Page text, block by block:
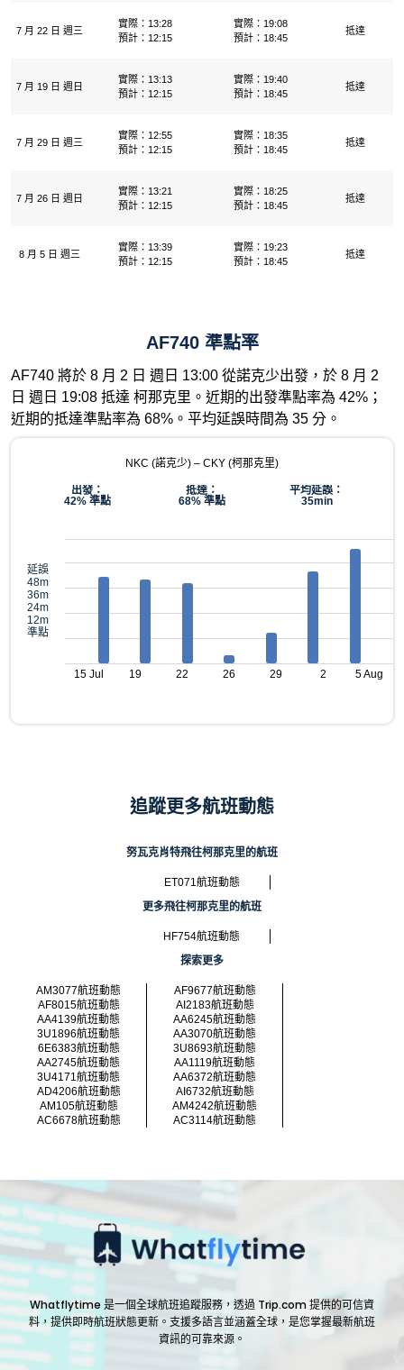
7 月 22 日 週三
實際：13:28
預計：12:15
實際：19:08
預計：18:45
抵達
7 月 19 日 週日
實際：13:13
預計：12:15
實際：19:40
預計：18:45
抵達
7 月 29 日 週三
實際：12:55
預計：12:15
實際：18:35
預計：18:45
抵達
7 月 26 日 週日
實際：13:21
預計：12:15
實際：18:25
預計：18:45
抵達
8 月 5 日 週三
實際：13:39
預計：12:15
實際：19:23
預計：18:45
抵達
AF740 準點率
AF740 將於 8 月 2 日 週日 13:00 從諾克少出發，於 8 月 2
日 週日 19:08 抵達 柯那克里。近期的出發準點率為 42%；
近期的抵達準點率為 68%。平均延誤時間為 35 分。
NKC (諾克少) – CKY (柯那克里)
出發：
42% 準點
抵達：
68% 準點
平均延誤：
35min
延誤
48m
36m
24m
12m
準點
15 Jul 19 22 26 29 2 5 Aug
追蹤更多航班動態
努瓦克肖特飛往柯那克里的航班
ET071航班動態
更多飛往柯那克里的航班
HF754航班動態
探索更多
AM3077航班動態
AF9677航班動態
AF8015航班動態
AI2183航班動態
AA4139航班動態
AA6245航班動態
3U1896航班動態
AA3070航班動態
6E6383航班動態
3U8693航班動態
AA2745航班動態
AA1119航班動態
3U4171航班動態
AA6372航班動態
AD4206航班動態
AI6732航班動態
AM105航班動態
AM4242航班動態
AC6678航班動態
AC3114航班動態
Whatflytime 是一個全球航班追蹤服務，透過 Trip.com 提供的可信資
料，提供即時航班狀態更新。支援多語言並涵蓋全球，是您掌握最新航班
資訊的可靠來源。